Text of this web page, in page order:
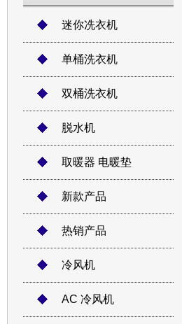
迷你冼衣机
单桶洗衣机
双桶洗衣机
脱水机
取暖器 电暖垫
新款产品
热销产品
冷风机
AC 冷风机